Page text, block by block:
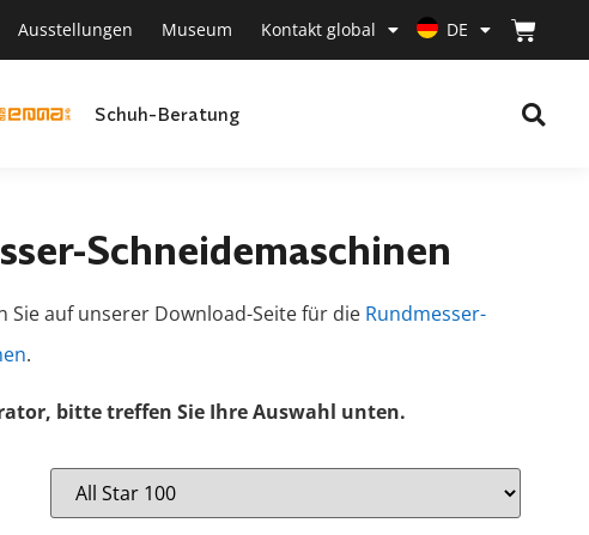
Ausstellungen Museum Kontakt global DE
Schuh-Beratung
Schneidemaschinen
Sie auf unserer Download-Seite für die Rundmesser-
.
bitte treffen Sie Ihre Auswahl unten.